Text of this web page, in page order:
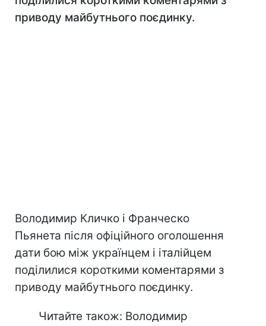
приводу майбутнього поєдинку.
Володимир Кличко і Франческо
Пьянета після офіційного оголошення
дати бою між українцем і італійцем
поділилися короткими коментарями з
приводу майбутнього поєдинку.
Читайте також: Володимир